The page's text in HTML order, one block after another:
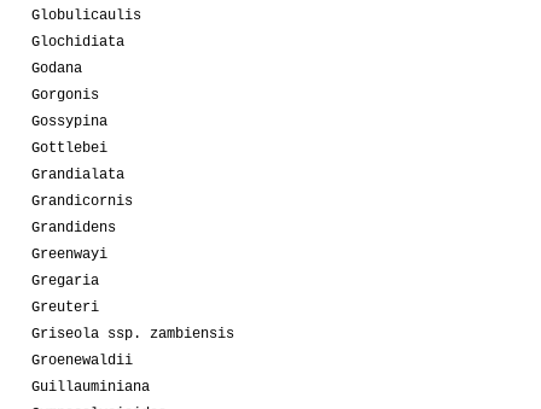
Globulicaulis
Glochidiata
Godana
Gorgonis
Gossypina
Gottlebei
Grandialata
Grandicornis
Grandidens
Greenwayi
Gregaria
Greuteri
Griseola ssp. zambiensis
Groenewaldii
Guillauminiana